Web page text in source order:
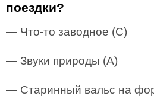
поездки?
— Что-то заводное (С)
— Звуки природы (А)
— Старинный вальс на